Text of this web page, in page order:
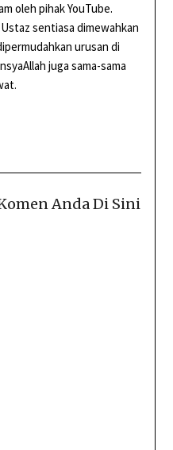
oleh pihak YouTube.
sentiasa dimewahkan
urusan di
juga sama-sama
Anda Di Sini